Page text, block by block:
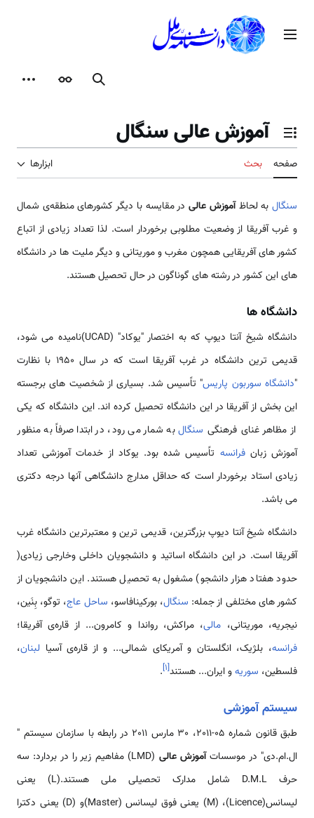
محتوامنوی اصلی
جستجوظاهر
تغییر وضعیت فهرست محتویات
آموزش عالی سنگال
صفحه بحث ابزارها
سنگالبه لحاظآموزش عالیدر مقایسه با دیگر کشورهای منطقه‌ی شمال
و غرب آفریقا از وضعیت مطلوبی برخوردار است. لذا تعداد زیادی از اتباع
کشور های آفریقایی همچون مغرب و موریتانی و دیگر ملیت ها در دانشگاه
های این کشور در رشته های گوناگون در حال تحصیل هستند.
دانشگاه ها
دانشگاه شیخ آنتا دیوپ که به اختصار "یوکاد" (UCAD)نامیده می شود،
قدیمی ترین دانشگاه در غرب آفریقا است که در سال 1950 با نظارت
"دانشگاه سوربون پاریس" تاًسیس شد. بسیاری از شخصیت های برجسته
این بخش از آفریقا در این دانشگاه تحصیل کرده اند. این دانشگاه که یکی
از مظاهر غنای فرهنگی سنگالبه شمار می رود، در ابتدا صرفاً به منظور
آموزش زبانفرانسه تاًسیس شده بود. یوکاد از خدمات آموزشی تعداد
زیادی استاد برخوردار است که حداقل مدارج دانشگاهی آنها درجه دکتری
می باشد.
دانشگاه شیخ آنتا دیوپ بزرگترین، قدیمی ترین و معتبرترین دانشگاه غرب
آفریقا است. در این دانشگاه اساتید و دانشجویان داخلی وخارجی زیادی(
حدود هفتاد هزار دانشجو) مشغول به تحصیل هستند. این دانشجویان از
کشور های مختلفی از جمله: سنگال، بورکینافاسو، ساحل عاج، توگو، بِنَین،
نیجریه، موریتانی، مالی، مراکش، رواندا و کامرون... از قاره‌ی آفریقا؛
فرانسه، بلژیک، انگلستان و آمریکای شمالی... و از قاره‌ی آسیا لبنان،
فلسطین، سوریهو ایران... هستند[۱]
.
سیستم آموزشی
طبق قانون شماره 05-2011، 30 مارس 2011 در رابطه با سازمان سیستم "
ال.ام.دی" در موسساتآموزش عالی
(LMD) مفاهیم زیر را در بردارد: سه
حرف D.M.L شامل مدارک تحصیلی ملی هستند.(L) یعنی
لیسانس(Licence)، (M) یعنی فوق لیسانس (Master)و (D) یعنی دکترا